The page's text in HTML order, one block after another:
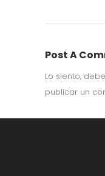
Post A
Lo siento,
publicar un